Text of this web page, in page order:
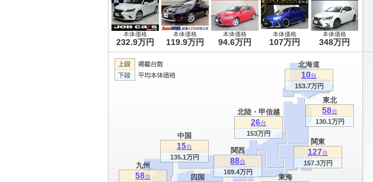
本体価格
232.9万円
本体価格
119.9万円
本体価格
94.6万円
本体価格
107万円
本体価格
348万円
関東
127台
157.3万円
関西
88台
169.4万円
東海
北海道
10台
153.7万円
九州
58台
東北
58台
130.1万円
北陸・甲信越
26台
153万円
中国
15台
135.1万円
四国